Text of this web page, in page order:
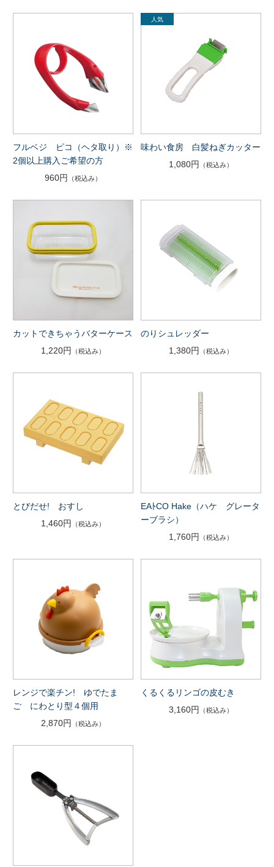
フルベジ ピコ（ヘタ取り）※
2個以上購入ご希望の方
960円 （税込み）
味わい食房 白髪ねぎカッター
1,080円
（税込み）
カットできちゃうバターケース
1,220円
（税込み）
のりシュレッダー
1,380円
（税込み）
とびだせ! おすし
1,460円
（税込み）
EAﾄCO Hake（ハケ グレータ
ーブラシ）
1,760円
（税込み）
レンジで楽チン! ゆでたま
ご にわとり型４個用
2,870円
（税込み）
くるくるリンゴの皮むき
3,160円
（税込み）